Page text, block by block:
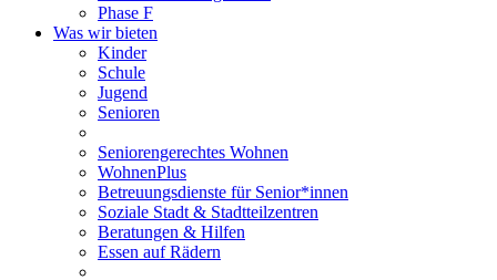
Phase F
Was wir bieten
Kinder
Schule
Jugend
Senioren
Seniorengerechtes Wohnen
WohnenPlus
Betreuungsdienste für Senior*innen
Soziale Stadt & Stadtteilzentren
Beratungen & Hilfen
Essen auf Rädern